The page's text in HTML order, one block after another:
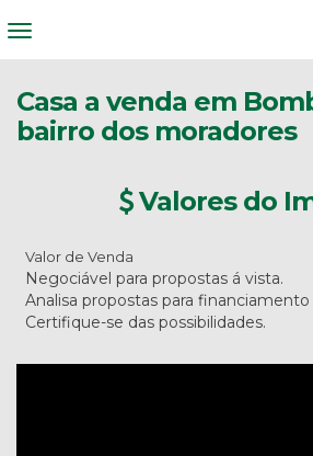
Casa a venda em
bairro dos moradores
Valores do
Valor de Venda
Negociável para propostas á vista.
Analisa propostas para financiamento
Certifique-se das possibilidades.